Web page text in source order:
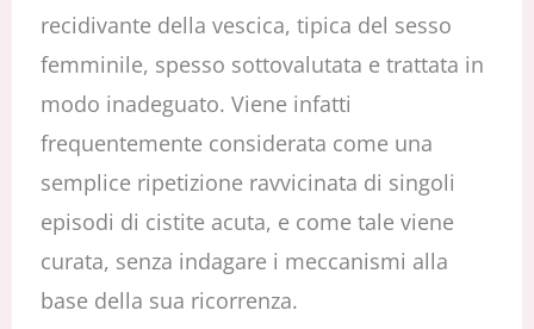
recidivante della vescica, tipica del sesso
femminile, spesso sottovalutata e trattata in
modo inadeguato. Viene infatti
frequentemente considerata come una
semplice ripetizione ravvicinata di singoli
episodi di cistite acuta, e come tale viene
curata, senza indagare i meccanismi alla
base della sua ricorrenza.